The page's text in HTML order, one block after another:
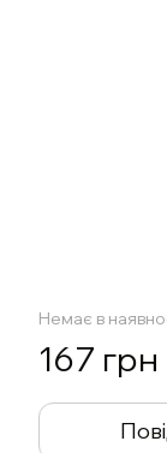
Немає в
167 грн